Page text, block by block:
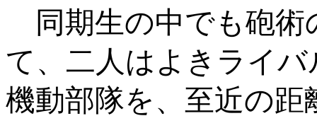
同期生の中でも砲術
て、二人はよきライ
機動部隊を、至近の